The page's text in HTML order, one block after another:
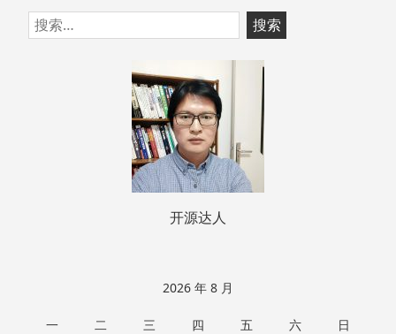
跳
至
搜
索：
开源达人
2026 年 8 月
一 二 三 四 五 六
日